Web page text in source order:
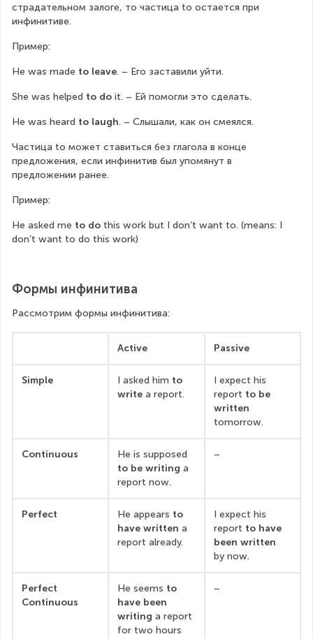
страдательном залоге, то частица to остается при
инфинитиве.
Пример:
He was made to leave. – Его заставили уйти.
She was helped to do it. – Ей помогли это сделать.
He was heard to laugh. – Слышали, как он смеялся.
Частица to может ставиться без глагола в конце
предложения, если инфинитив был упомянут в
предложении ранее.
Пример:
He asked me to do this work but I don’t want to. (means: I
don’t want to do this work)
Формы инфинитива
Рассмотрим формы инфинитива:
Active Passive
Simple I asked him to
write a report.
I expect his
report to be
written
tomorrow.
Continuous
He is supposed
to be writing a
report now.
−
Perfect He appears to
have written a
report already.
I expect his
report to have
been written
by now.
Perfect
Continuous
He seems to
have been
writing a report
for two hours
−